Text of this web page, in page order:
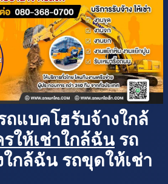
ถแบคโฮรับจ้างใกล้
ให้เช่าใกล้ฉัน รถ
กล้ฉัน รถขุดให้เช่า